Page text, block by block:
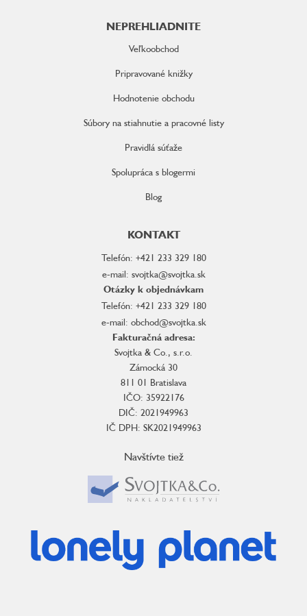
NEPREHLIADNITE
Veľkoobchod
Pripravované knižky
Hodnotenie obchodu
Súbory na stiahnutie a pracovné listy
Pravidlá súťaže
Spolupráca s blogermi
Blog
KONTAKT
Telefón: +421 233 329 180
e-mail: svojtka@svojtka.sk
Otázky k objednávkam
Telefón: +421 233 329 180
e-mail: obchod@svojtka.sk
Fakturačná adresa:
Svojtka & Co., s.r.o.
Zámocká 30
811 01 Bratislava
IČO: 35922176
DIČ: 2021949963
IČ DPH: SK2021949963
Navštívte tiež